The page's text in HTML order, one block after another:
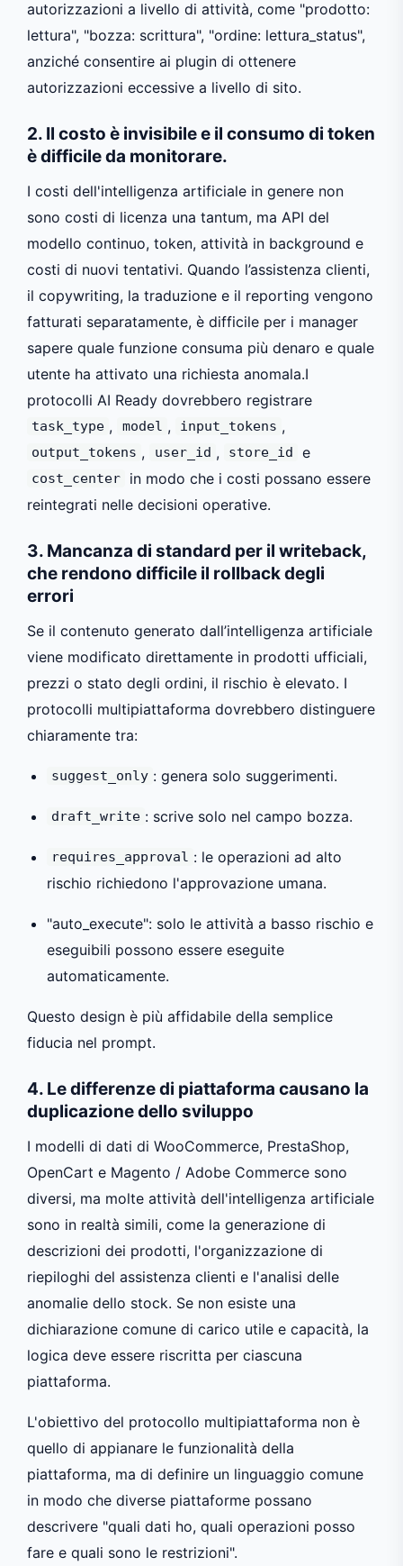
autorizzazioni a livello di attività, come "prodotto:
lettura", "bozza: scrittura", "ordine: lettura_status",
anziché consentire ai plugin di ottenere
autorizzazioni eccessive a livello di sito.
2. Il costo è invisibile e il consumo di token
è difficile da monitorare.
I costi dell'intelligenza artificiale in genere non
sono costi di licenza una tantum, ma API del
modello continuo, token, attività in background e
costi di nuovi tentativi. Quando l’assistenza clienti,
il copywriting, la traduzione e il reporting vengono
fatturati separatamente, è difficile per i manager
sapere quale funzione consuma più denaro e quale
utente ha attivato una richiesta anomala.I
protocolli AI Ready dovrebbero registrare
task_type , model , input_tokens ,
output_tokens , user_id , store_id e
cost_center
in modo che i costi possano essere
reintegrati nelle decisioni operative.
3. Mancanza di standard per il writeback,
che rendono difficile il rollback degli
errori
Se il contenuto generato dall’intelligenza artificiale
viene modificato direttamente in prodotti ufficiali,
prezzi o stato degli ordini, il rischio è elevato. I
protocolli multipiattaforma dovrebbero distinguere
chiaramente tra:
suggest_only : genera solo suggerimenti.
draft_write : scrive solo nel campo bozza.
requires_approval : le operazioni ad alto
rischio richiedono l'approvazione umana.
"auto_execute": solo le attività a basso rischio e
eseguibili possono essere eseguite
automaticamente.
Questo design è più affidabile della semplice
fiducia nel prompt.
4. Le differenze di piattaforma causano la
duplicazione dello sviluppo
I modelli di dati di WooCommerce, PrestaShop,
OpenCart e Magento / Adobe Commerce sono
diversi, ma molte attività dell'intelligenza artificiale
sono in realtà simili, come la generazione di
descrizioni dei prodotti, l'organizzazione di
riepiloghi del assistenza clienti e l'analisi delle
anomalie dello stock. Se non esiste una
dichiarazione comune di carico utile e capacità, la
logica deve essere riscritta per ciascuna
piattaforma.
L'obiettivo del protocollo multipiattaforma non è
quello di appianare le funzionalità della
piattaforma, ma di definire un linguaggio comune
in modo che diverse piattaforme possano
descrivere "quali dati ho, quali operazioni posso
fare e quali sono le restrizioni".